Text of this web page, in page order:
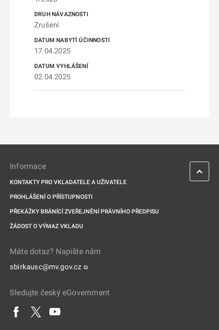
Zrušení
17.04.2025
02.04.2025
Informace
KONTAKTY PRO VKLADATELE A UŽIVATELE
PROHLÁŠENÍ O PŘÍSTUPNOSTI
PŘEKÁŽKY BRÁNÍCÍ ZVEŘEJNĚNÍ PRÁVNÍHO PŘEDPISU
ŽÁDOST O VÝMAZ VKLADU
Máte dotaz? Napište nám
sbirkausc@mv.gov.cz ⧉
Sledujte český eGovernment